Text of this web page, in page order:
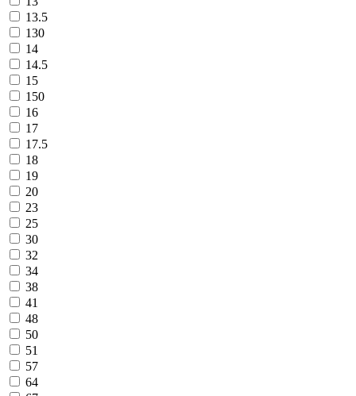
13.5
130
14
14.5
15
150
16
17
17.5
18
19
20
23
25
30
32
34
38
41
48
50
51
57
64